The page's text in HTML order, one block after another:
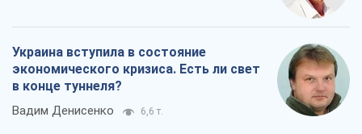
Украина вступила в состояние
экономического кризиса. Есть ли свет
в конце туннеля?
Вадим Денисенко 6,6 т.